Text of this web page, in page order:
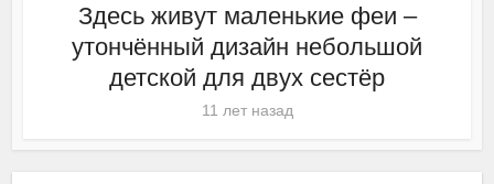
Здесь живут маленькие феи –
утончённый дизайн небольшой
детской для двух сестёр
11 лет назад